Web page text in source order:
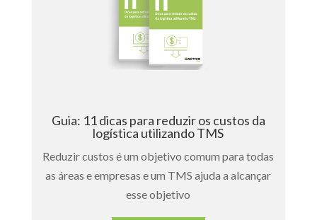
Guia: 11 dicas para reduzir os custos da
logística utilizando TMS
Reduzir custos é um objetivo comum para todas
as áreas e empresas e um TMS ajuda a alcançar
esse objetivo